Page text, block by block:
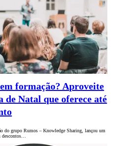
formação? Aproveite
de Natal que oferece até
do grupo Rumos – Knowledge Sharing, lançou um
descontos…